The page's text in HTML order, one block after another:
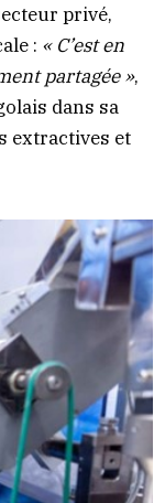
privé,
: « C’est en
partagée »,
dans sa
extractives et